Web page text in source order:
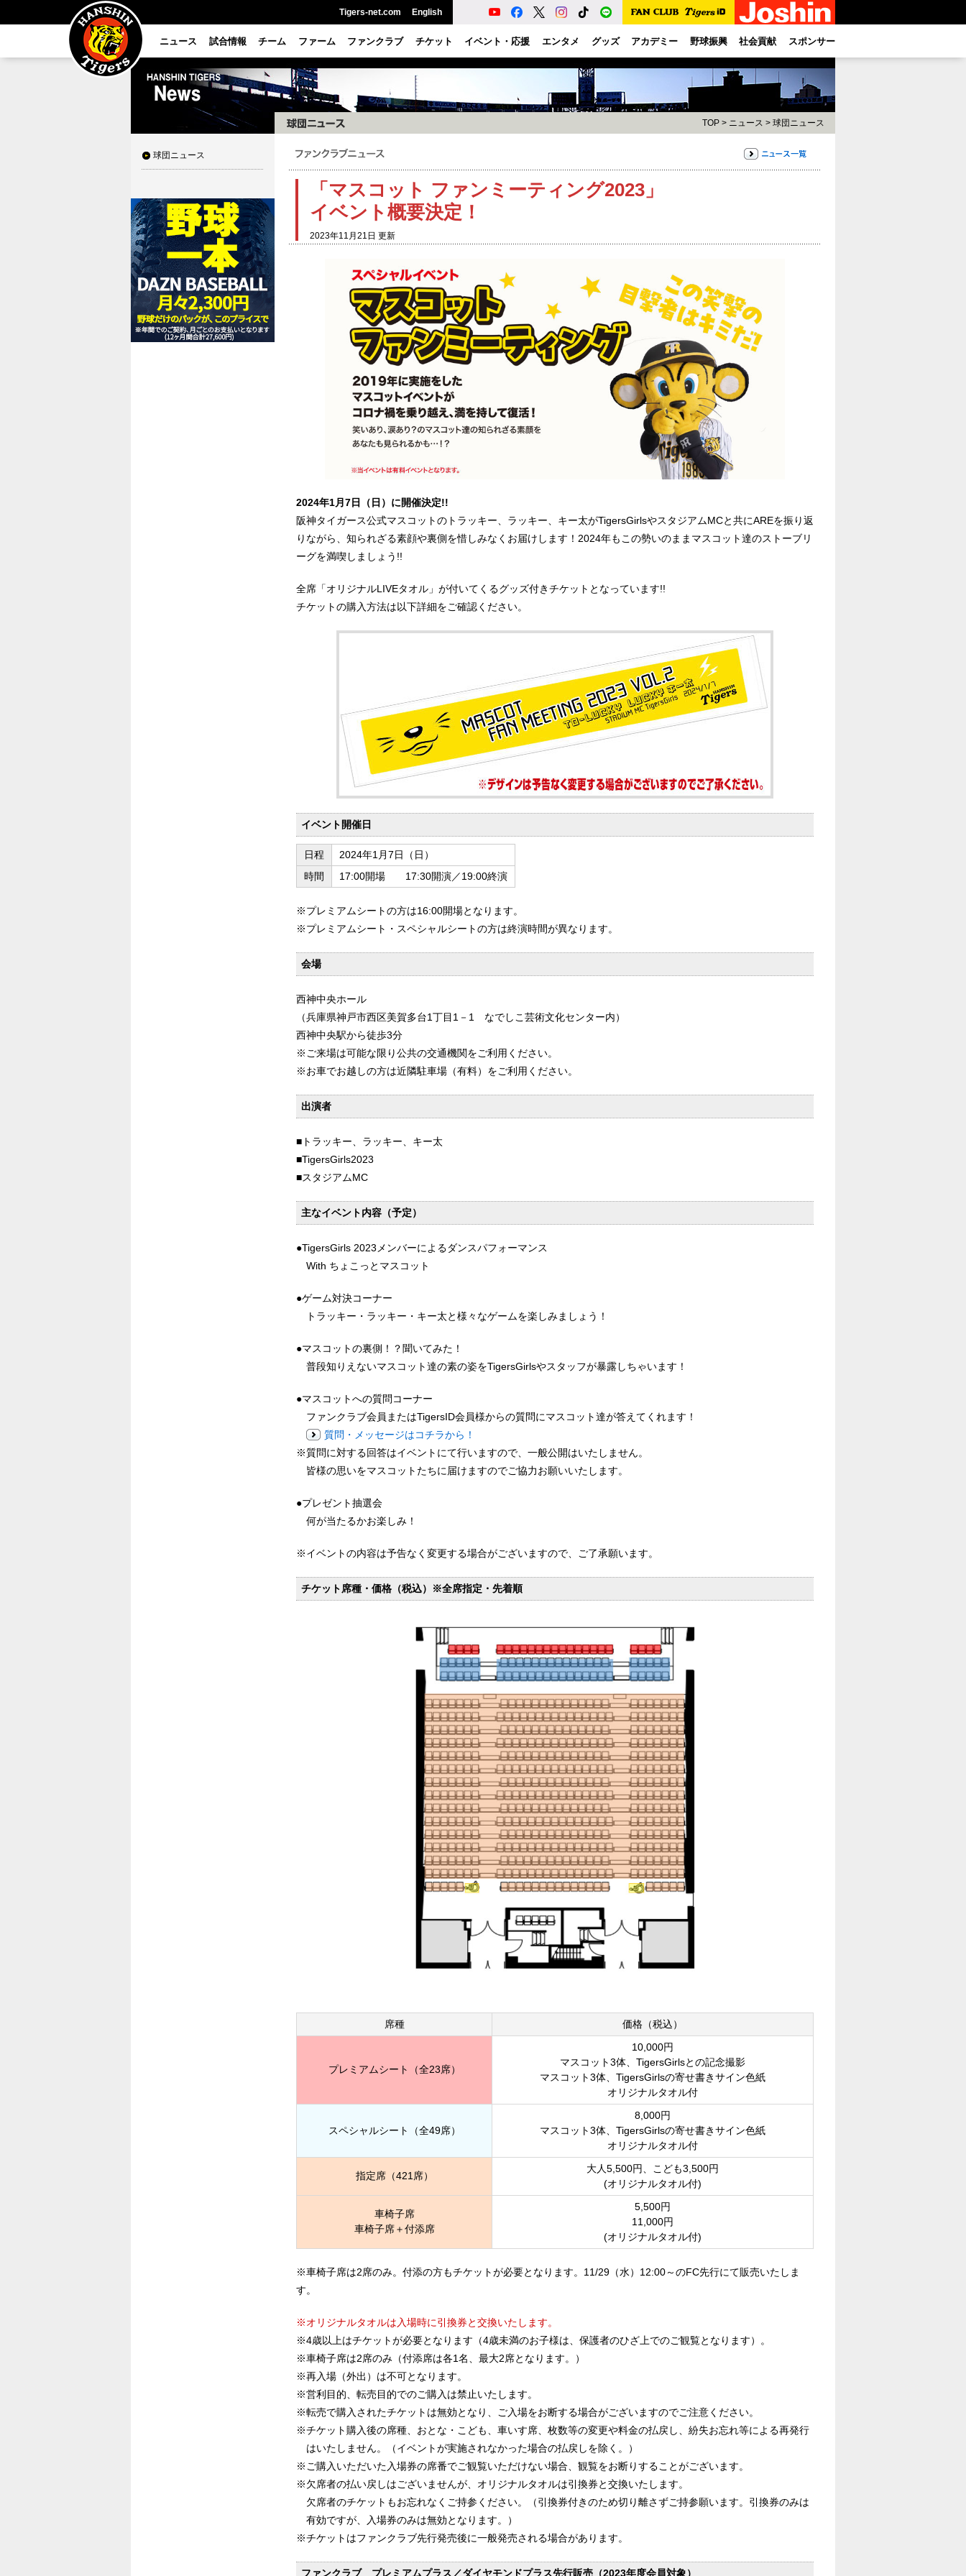
Tigers-net.com English
ニュース 試合情報 チーム ファーム ファンクラブ チケット イベント・応援 エンタメ グッズ アカデミー 野球振興 社会貢献 スポンサー
球団ニュース
TOP > ニュース > 球団ニュース
「マスコット ファンミーティング2023」
イベント概要決定！
2023年11月21日 更新
2024年1月7日（日）に開催決定!!
阪神タイガース公式マスコットのトラッキー、ラッキー、キー太がTigersGirlsやスタジアムMCと共にAREを振り返
りながら、知られざる素顔や裏側を惜しみなくお届けします！2024年もこの勢いのままマスコット達のストーブリ
ーグを満喫しましょう!!
全席「オリジナルLIVEタオル」が付いてくるグッズ付きチケットとなっています!!
チケットの購入方法は以下詳細をご確認ください。
イベント開催日
日程
2024年1月7日（日）
時間
17:00開場 17:30開演／19:00終演
※プレミアムシートの方は16:00開場となります。
※プレミアムシート・スペシャルシートの方は終演時間が異なります。
会場
西神中央ホール
（兵庫県神戸市西区美賀多台1丁目1－1 なでしこ芸術文化センター内）
西神中央駅から徒歩3分
※ご来場は可能な限り公共の交通機関をご利用ください。
※お車でお越しの方は近隣駐車場（有料）をご利用ください。
出演者
■トラッキー、ラッキー、キー太
■TigersGirls2023
■スタジアムMC
主なイベント内容（予定）
●TigersGirls 2023メンバーによるダンスパフォーマンス
With ちょこっとマスコット
●ゲーム対決コーナー
トラッキー・ラッキー・キー太と様々なゲームを楽しみましょう！
●マスコットの裏側！？聞いてみた！
普段知りえないマスコット達の素の姿をTigersGirlsやスタッフが暴露しちゃいます！
●マスコットへの質問コーナー
ファンクラブ会員またはTigersID会員様からの質問にマスコット達が答えてくれます！
質問・メッセージはコチラから！
※質問に対する回答はイベントにて行いますので、一般公開はいたしません。
皆様の思いをマスコットたちに届けますのでご協力お願いいたします。
●プレゼント抽選会
何が当たるかお楽しみ！
※イベントの内容は予告なく変更する場合がございますので、ご了承願います。
チケット席種・価格（税込）※全席指定・先着順
席種 価格（税込）
プレミアムシート（全23席）
10,000円
マスコット3体、TigersGirlsとの記念撮影
マスコット3体、TigersGirlsの寄せ書きサイン色紙
オリジナルタオル付
スペシャルシート（全49席）
8,000円
マスコット3体、TigersGirlsの寄せ書きサイン色紙
オリジナルタオル付
指定席（421席）
大人5,500円、こども3,500円
(オリジナルタオル付)
車椅子席
車椅子席＋付添席
5,500円
11,000円
(オリジナルタオル付)
※車椅子席は2席のみ。付添の方もチケットが必要となります。11/29（水）12:00～のFC先行にて販売いたしま
す。
※オリジナルタオルは入場時に引換券と交換いたします。
※4歳以上はチケットが必要となります（4歳未満のお子様は、保護者のひざ上でのご観覧となります）。
※車椅子席は2席のみ（付添席は各1名、最大2席となります。）
※再入場（外出）は不可となります。
※営利目的、転売目的でのご購入は禁止いたします。
※転売で購入されたチケットは無効となり、ご入場をお断する場合がございますのでご注意ください。
※チケット購入後の席種、おとな・こども、車いす席、枚数等の変更や料金の払戻し、紛失お忘れ等による再発行
はいたしません。（イベントが実施されなかった場合の払戻しを除く。）
※ご購入いただいた入場券の席番でご観覧いただけない場合、観覧をお断りすることがございます。
※欠席者の払い戻しはございませんが、オリジナルタオルは引換券と交換いたします。
欠席者のチケットもお忘れなくご持参ください。（引換券付きのため切り離さずご持参願います。引換券のみは
有効ですが、入場券のみは無効となります。）
※チケットはファンクラブ先行発売後に一般発売される場合があります。
ファンクラブ プレミアムプラス／ダイヤモンドプラス先行販売（2023年度会員対象）